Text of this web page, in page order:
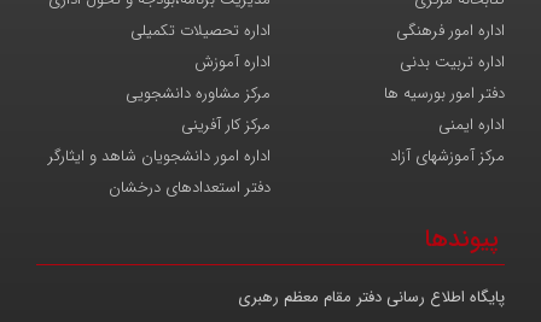
اداره تحصیلات تکمیلی
اداره امور فرهنگی
اداره آموزش
اداره تربیت بدنی
مرکز مشاوره دانشجویی
دفتر امور بورسیه ها
مرکز کار آفرینی
اداره ایمنی
اداره امور دانشجویان شاهد و ایثارگر
مرکز آموزشهای آزاد
دفتر استعدادهای درخشان
پیوندها
پایگاه اطلاع رسانی دفتر مقام معظم رهبری